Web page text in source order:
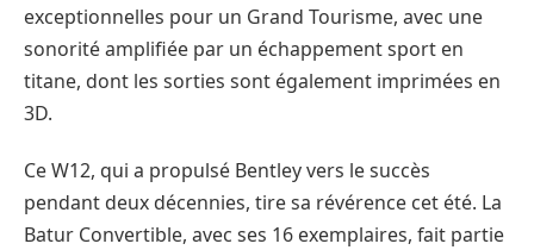
exceptionnelles pour un Grand Tourisme, avec une
sonorité amplifiée par un échappement sport en
titane, dont les sorties sont également imprimées en
3D.
Ce W12, qui a propulsé Bentley vers le succès
pendant deux décennies, tire sa révérence cet été. La
Batur Convertible, avec ses 16 exemplaires, fait partie